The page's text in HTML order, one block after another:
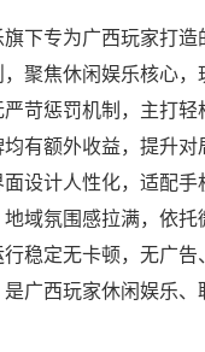
下专为广西玩家打
聚焦休闲娱乐核心
苛惩罚机制，主打
有额外收益，提升
设计人性化，适配
域氛围感拉满，依
稳定无卡顿，无广
广西玩家休闲娱乐、